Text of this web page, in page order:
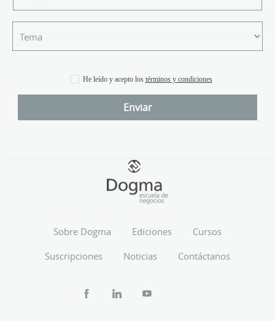
He leído y acepto los términos y condiciones
Sobre Dogma Ediciones
Cursos
Suscripciones
Noticias Contáctanos